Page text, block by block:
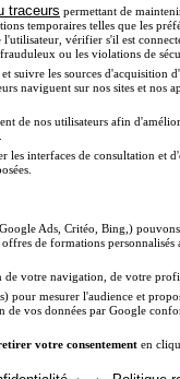
traceurs permettant de
temporaires telles que les
vérifier s'il est
ou les violations de
suivre les sources d'acquisition
naviguent sur nos sites et nos
de nos utilisateurs afin
les interfaces de consultation et
Google Ads, Critéo, Bing,)
de formations
votre navigation, de votre
pour mesurer l'audience et
de vos données par Google
votre consentement en